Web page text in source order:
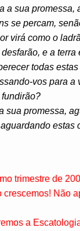
a sua
se percam,
virá como o
e a
todas
vos para a
sua promessa,
trimestre de
crescemos! Não
a